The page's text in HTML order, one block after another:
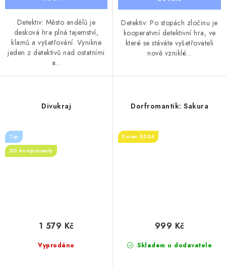
Detektiv: Město andělů je
desková hra plná tajemství,
klamů a vyšetřování. Vynikne
jeden z detektivů nad ostatními
a...
Detektiv: Po stopách zločinu je
kooperatvní detektivní hra, ve
které se stáváte vyšetřovateli
nově vzniklé...
Divukraj
Tip
3D komponenty
Vyprodáno
1 579 Kč
Dorfromantik: Sakura
Essen 2024
Skladem u dodavatele
999 Kč